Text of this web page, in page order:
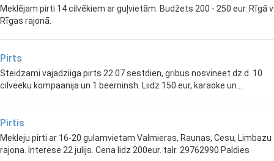
Meklējam pirti 14 cilvēkiem ar guļvietām. Budžets 200 - 250 eur. Rīgā
Rīgas rajonā.
Pirts
Steidzami vajadziiga pirts 22.07 sestdien, gribus nosvineet dz.d. 10
cilveeku kompaanija un 1 beerninsh. Liidz 150 eur, karaoke un...
Pirtis
Mekleju pirti ar 16-20 gulamvietam Valmieras, Raunas, Cesu, Limbazu
rajona. Interese 22 julijs. Cena lidz 200eur. talr. 29762990 Paldies